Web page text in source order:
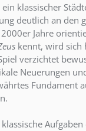
ein klassischer
deutlich an den
Jahre
kennt, wird sich
verzichtet
Neuerungen
Fundament
Aufgaben